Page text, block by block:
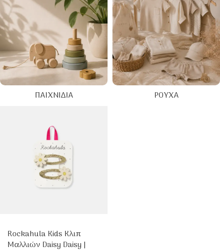
ΠΑΙΧΝΊΔΙΑ ΡΟΎΧΑ
Rockahula Kids Κλιπ
Μαλλιών Daisy Daisy |